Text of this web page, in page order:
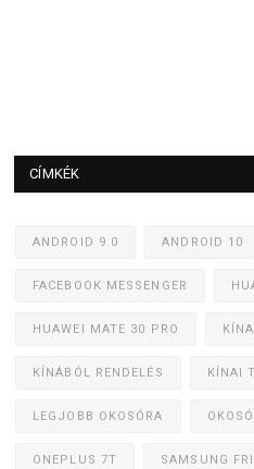
CÍMKÉK
ANDROID 9.0 ANDROID 10
FACEBOOK MESSENGER
HUAWEI MATE 30 PRO
KÍNÁBÓL RENDELÉS KÍNAI
LEGJOBB OKOSÓRA
ONEPLUS 7T SAMSUNG